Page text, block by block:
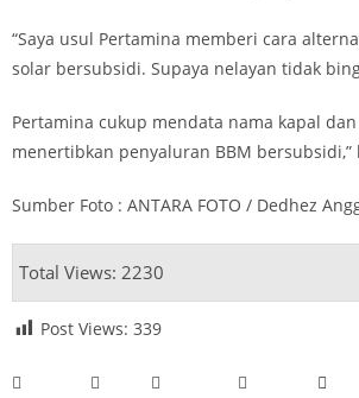
“Saya usul Pertamina memberi cara
solar bersubsidi. Supaya nelayan tidak
Pertamina cukup mendata nama kapal
menertibkan penyaluran BBM bersubsidi,”
Sumber Foto : ANTARA FOTO / Dedhez
Total Views: 2230
Post Views: 339